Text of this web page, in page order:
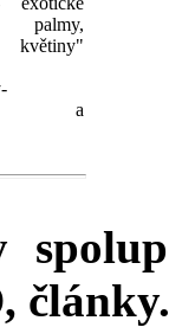
palmy,
a